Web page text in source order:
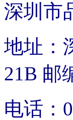
深圳市
地址：
21B 邮
电话：